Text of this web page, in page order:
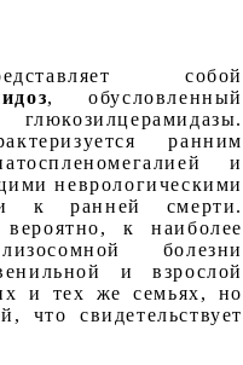
собой
, обусловленный
ранним
и
неврологическими
к ранней смерти.
к наиболее
болезни
и взрослой
и тех же семьях, но
что свидетельствует